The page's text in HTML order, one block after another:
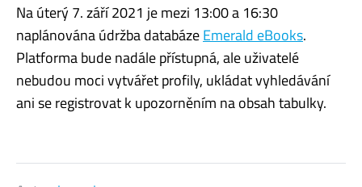
Na úterý 7. září 2021 je mezi 13:00 a 16:30
naplánována údržba databázeEmerald eBooks.
Platforma bude nadále přístupná, ale uživatelé
nebudou moci vytvářet profily, ukládat vyhledávání
ani se registrovat k upozorněním na obsah tabulky.